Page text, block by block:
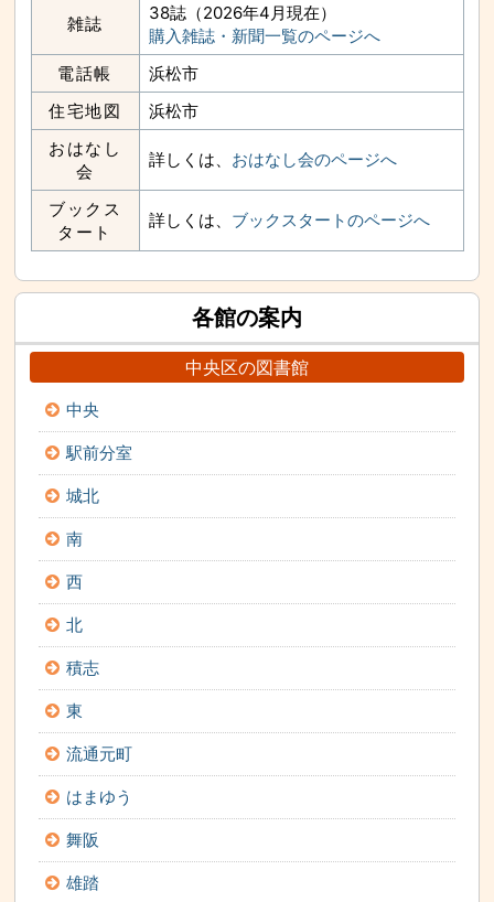
雑誌
38誌（2026年4月現在）
購入雑誌・新聞一覧のページへ
電話帳
浜松市
住宅地図
浜松市
おはなし
会
詳しくは、 おはなし会のページへ
ブックス
タート
詳しくは、 ブックスタートのページへ
各館の案内
中央区の図書館
中央
駅前分室
城北
南
西
北
積志
東
流通元町
はまゆう
舞阪
雄踏